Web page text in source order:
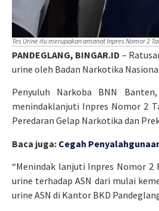
Tes Urine itu merupakan amanat Inpres Nomor 2
PANDEGLANG, BINGAR.ID –
urine oleh Badan Narkotika
Penyuluh Narkoba BNN
menindaklanjuti Inpres Nomor 2
Peredaran Gelap Narkotika dan
Baca juga: Cegah
“Menindak lanjuti Inpres Nomor 2
urine terhadap ASN dari mulai
urine ASN di Kantor BKD